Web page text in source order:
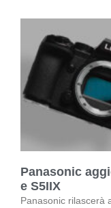
Panasonic
e S5IIX
Panasonic rilascerà